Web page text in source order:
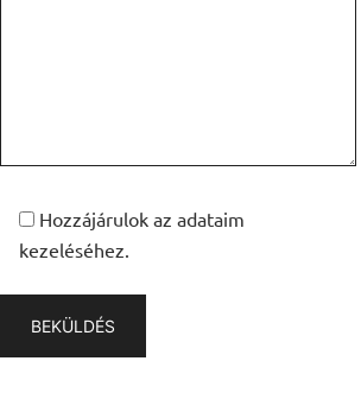
Hozzájárulok az adataim
kezeléséhez.